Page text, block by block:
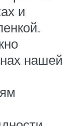
и
нашей